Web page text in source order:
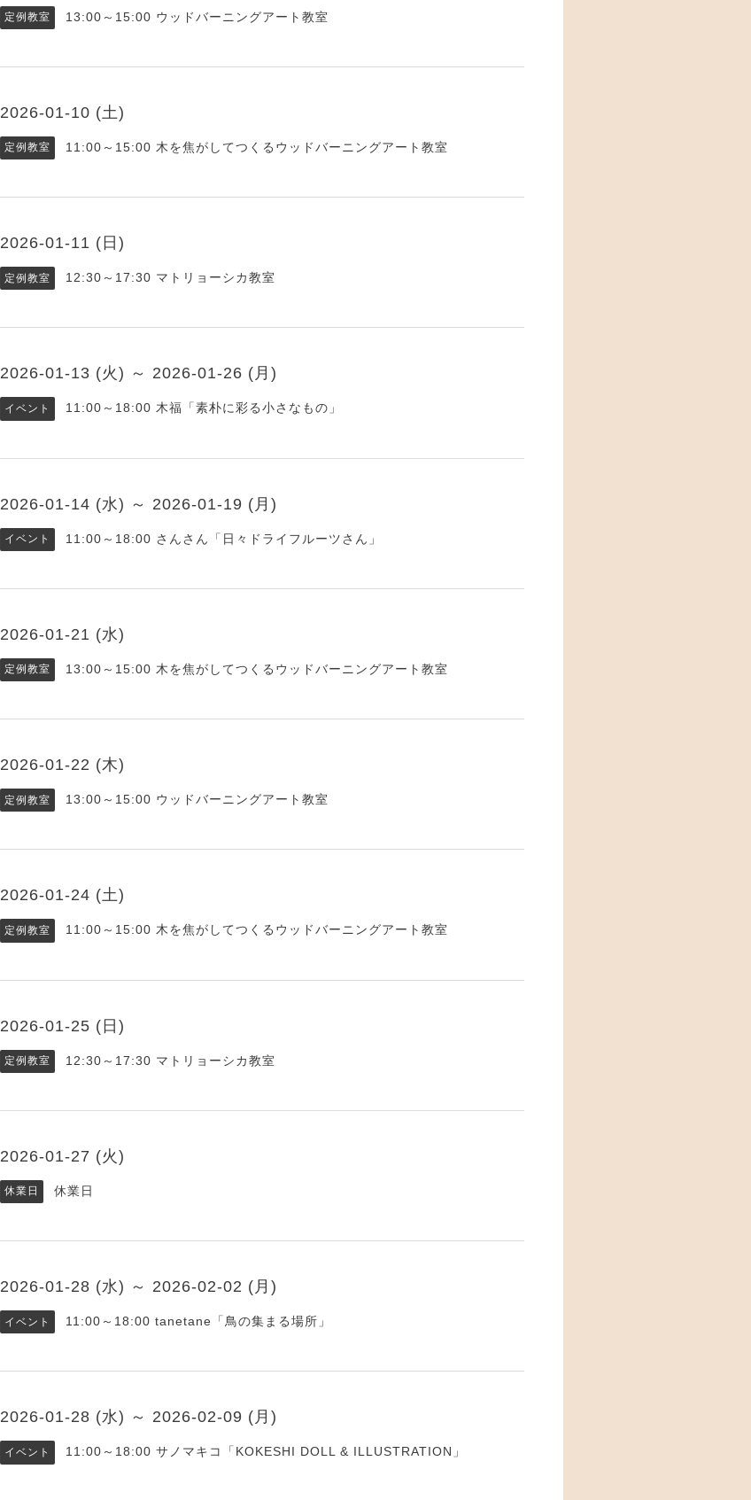
定例教室 13:00～15:00 ウッドバーニングアート教室
2026-01-10 (土)
定例教室 11:00～15:00 木を焦がしてつくるウッドバーニングアート教室
2026-01-11 (日)
定例教室 12:30～17:30 マトリョーシカ教室
2026-01-13 (火) ～ 2026-01-26 (月)
イベント 11:00～18:00 木福「素朴に彩る小さなもの」
2026-01-14 (水) ～ 2026-01-19 (月)
イベント 11:00～18:00 さんさん「日々ドライフルーツさん」
2026-01-21 (水)
定例教室 13:00～15:00 木を焦がしてつくるウッドバーニングアート教室
2026-01-22 (木)
定例教室 13:00～15:00 ウッドバーニングアート教室
2026-01-24 (土)
定例教室 11:00～15:00 木を焦がしてつくるウッドバーニングアート教室
2026-01-25 (日)
定例教室 12:30～17:30 マトリョーシカ教室
2026-01-27 (火)
休業日 休業日
2026-01-28 (水) ～ 2026-02-02 (月)
イベント 11:00～18:00 tanetane「鳥の集まる場所」
2026-01-28 (水) ～ 2026-02-09 (月)
イベント 11:00～18:00 サノマキコ「KOKESHI DOLL & ILLUSTRATION」